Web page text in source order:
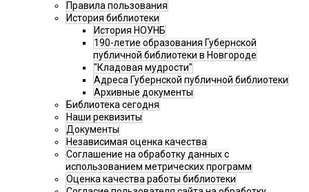
Правила пользования
История библиотеки
История НОУНБ
190-летие образования Губернской
публичной библиотеки в Новгороде
"Кладовая мудрости"
Адреса Губернской публичной библиотеки
Архивные документы
Библиотека сегодня
Наши реквизиты
Документы
Независимая оценка качества
Соглашение на обработку данных с
использованием метрических программ
Оценка качества работы библиотеки